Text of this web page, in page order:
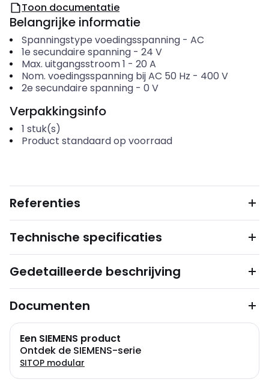
Toon documentatie
Belangrijke informatie
Spanningstype voedingsspanning- AC
1e secundaire spanning- 24 V
Max. uitgangsstroom 1 - 20 A
Nom. voedingsspanning bij AC 50 Hz - 400 V
2e secundaire spanning- 0 V
Verpakkingsinfo
1 stuk(s)
Product standaard op voorraad
Referenties
Technische specificaties
Gedetailleerde beschrijving
Documenten
Een SIEMENS product
Ontdek de SIEMENS-serie
SITOP modular